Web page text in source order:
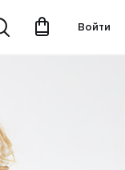
Войти